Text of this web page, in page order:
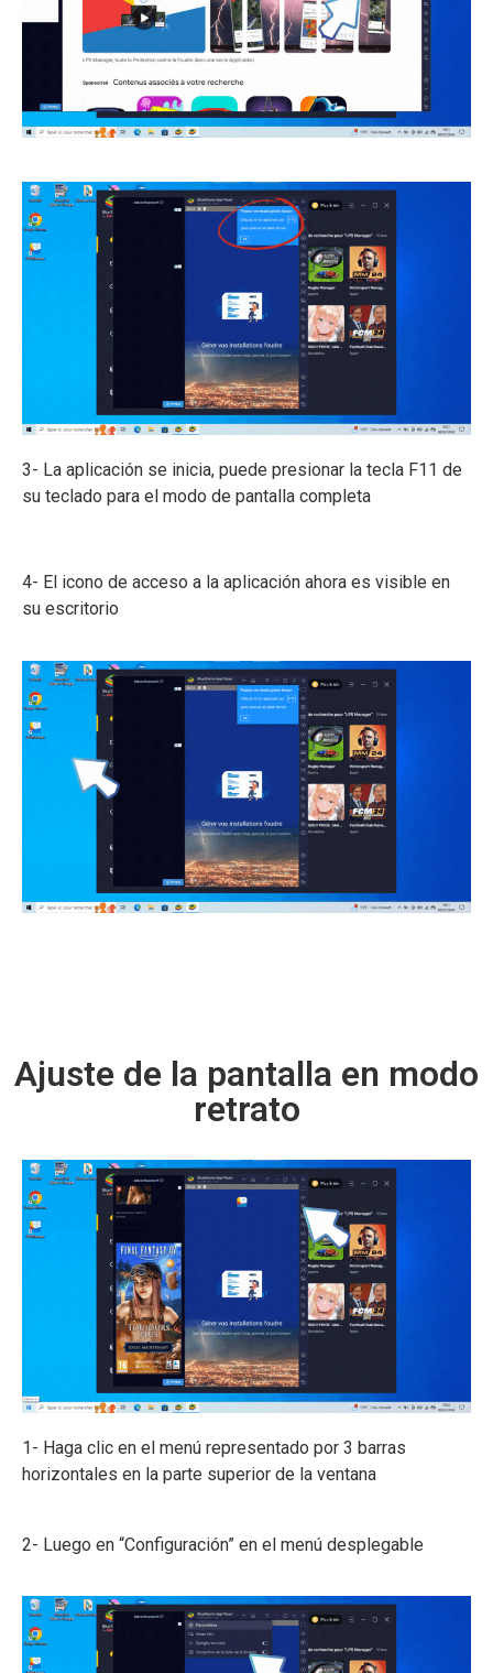
3- La aplicación se inicia, puede presionar la tecla F11 de
su teclado para el modo de pantalla completa
4- El icono de acceso a la aplicación ahora es visible en
su escritorio
Ajuste de la pantalla en modo
retrato
1- Haga clic en el menú representado por 3 barras
horizontales en la parte superior de la ventana
2- Luego en “Configuración” en el menú desplegable